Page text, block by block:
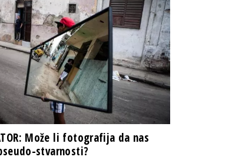
Može li fotografija da nas
stvarnosti?